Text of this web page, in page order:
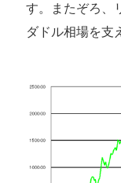
す。またぞろ、
ダドル相場を支